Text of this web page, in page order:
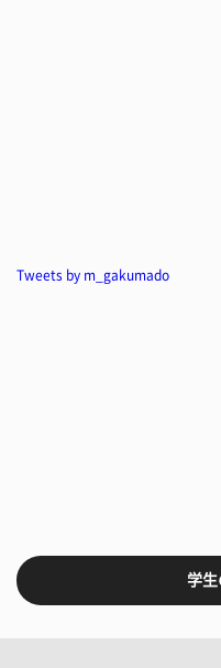
Tweets by m_gakumado
学生